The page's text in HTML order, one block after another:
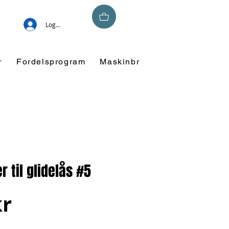
Logg inn
Fordelsprogram Maskinbroderi
til glidelås #5
Pris